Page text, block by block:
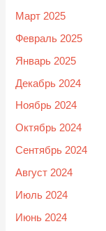
Март 2025
Февраль 2025
Январь 2025
Декабрь 2024
Ноябрь 2024
Октябрь 2024
Сентябрь 2024
Август 2024
Июль 2024
Июнь 2024